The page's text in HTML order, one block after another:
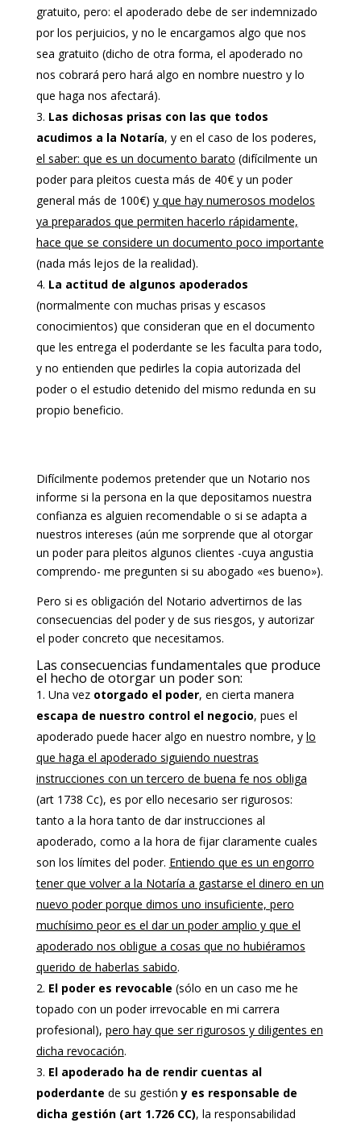
gratuito, pero: el apoderado debe de ser indemnizado
por los perjuicios, y no le encargamos algo que nos
sea gratuito (dicho de otra forma, el apoderado no
nos cobrará pero hará algo en nombre nuestro y lo
que haga nos afectará).
Las dichosas prisas con las que todos
acudimos a la Notaría, y en el caso de los poderes,
el saber: que es un documento barato (difícilmente un
poder para pleitos cuesta más de 40€ y un poder
general más de 100€) y que hay numerosos modelos
ya preparados que permiten hacerlo rápidamente,
hace que se considere un documento poco importante
(nada más lejos de la realidad).
La actitud de algunos apoderados
(normalmente con muchas prisas y escasos
conocimientos) que consideran que en el documento
que les entrega el poderdante se les faculta para todo,
y no entienden que pedirles la copia autorizada del
poder o el estudio detenido del mismo redunda en su
propio beneficio.
Difícilmente podemos pretender que un Notario nos
informe si la persona en la que depositamos nuestra
confianza es alguien recomendable o si se adapta a
nuestros intereses (aún me sorprende que al otorgar
un poder para pleitos algunos clientes -cuya angustia
comprendo- me pregunten si su abogado «es bueno»).
Pero si es obligación del Notario advertirnos de las
consecuencias del poder y de sus riesgos, y autorizar
el poder concreto que necesitamos.
Las consecuencias fundamentales que produce
el hecho de otorgar un poder son:
Una vez otorgado el poder, en cierta manera
escapa de nuestro control el negocio, pues el
apoderado puede hacer algo en nuestro nombre, y lo
que haga el apoderado siguiendo nuestras
instrucciones con un tercero de buena fe nos obliga
(art 1738 Cc), es por ello necesario ser rigurosos:
tanto a la hora tanto de dar instrucciones al
apoderado, como a la hora de fijar claramente cuales
son los límites del poder. Entiendo que es un engorro
tener que volver a la Notaría a gastarse el dinero en un
nuevo poder porque dimos uno insuficiente, pero
muchísimo peor es el dar un poder amplio y que el
apoderado nos obligue a cosas que no hubiéramos
querido de haberlas sabido.
El poder es revocable (sólo en un caso me he
topado con un poder irrevocable en mi carrera
profesional), pero hay que ser rigurosos y diligentes en
dicha revocación.
El apoderado ha de rendir cuentas al
poderdante de su gestióny es responsable de
dicha gestión (art 1.726 CC), la responsabilidad